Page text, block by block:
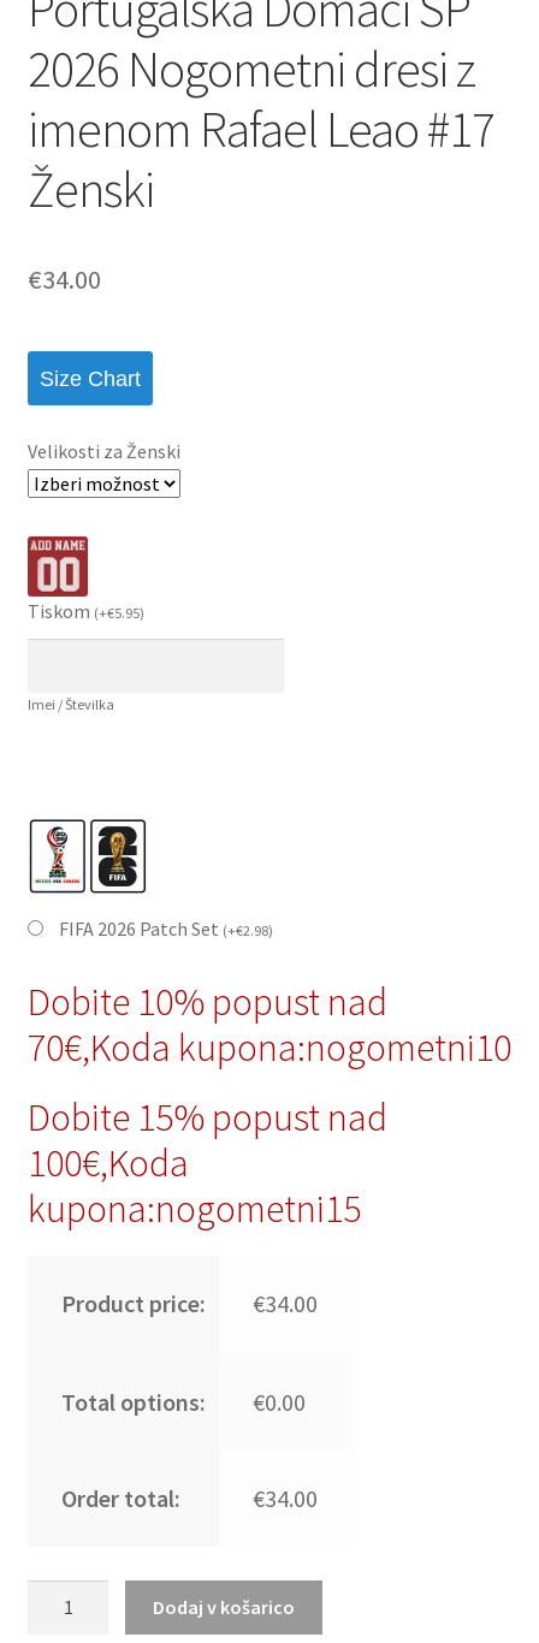
2026 Nogometni dresi z
imenom Rafael Leao #17
Ženski
€34.00
Size Chart
Velikosti za Ženski
Tiskom (+€5.95)
Imei / Številka
FIFA 2026 Patch Set (+€2.98)
Dobite 10% popust nad
70€,Koda kupona:nogometni10
Dobite 15% popust nad
100€,Koda
kupona:nogometni15
Product price: €34.00
Total options: €0.00
Order total: €34.00
Dodaj v košarico